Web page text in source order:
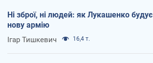
Ні зброї, ні людей: як Лукашенко будує
нову армію
Ігар Тишкевич 16,4 т.